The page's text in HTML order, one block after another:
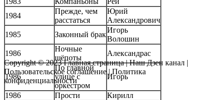
1984
Прежде, чем
расстаться
Юрий
Александрович
1985
Законный брак
Игорь
Волошин
1986
Ночные
шёпоты
Александрас
1986
По главной
улице с
оркестром
Игорь
1986 Прости
Кирилл
Copyright © 2023Главная страница|Наш Дзен канал |
Пользовательское соглашение | Политика
конфиденциальности